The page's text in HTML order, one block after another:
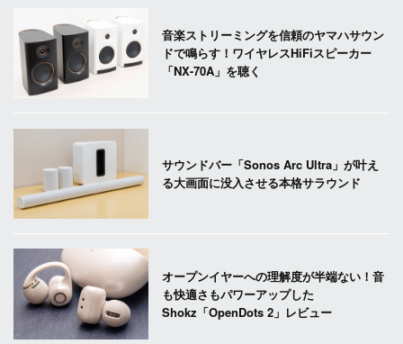
音楽ストリーミングを信頼のヤマハサウン
ドで鳴らす！ワイヤレスHiFiスピーカー
「NX-70A」を聴く
サウンドバー「Sonos Arc Ultra」が叶え
る大画面に没入させる本格サラウンド
オープンイヤーへの理解度が半端ない！音
も快適さもパワーアップした
Shokz「OpenDots 2」レビュー